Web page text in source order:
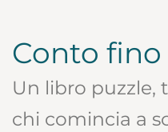
Conto fino
Un libro puzzle,
chi comincia a